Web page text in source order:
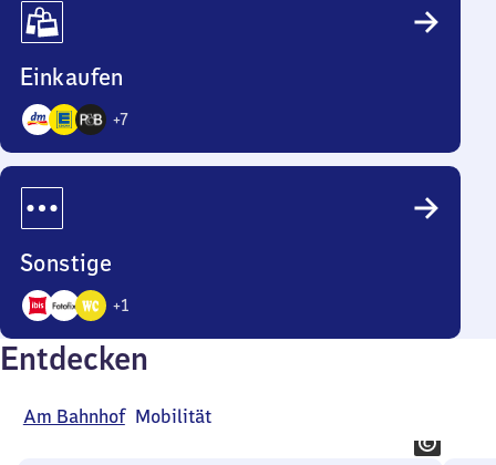
Einkaufen
+7
10
Sonstige
+1
4
Angebote
Entdecken
Am Bahnhof Mobilität